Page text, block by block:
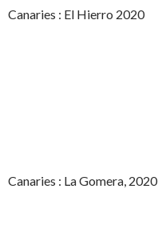
Canaries : El Hierro 2020
Canaries : La Gomera, 2020